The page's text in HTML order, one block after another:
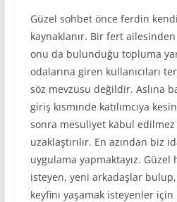
Güzel sohbet önce ferdin
kaynaklanır. Bir fert ailesinden
onu da bulunduğu topluma
odalarına giren kullanıcıları
söz mevzusu değildir. Aslına
giriş kısmınde katılımcıya
sonra mesuliyet kabul
uzaklaştırılır. En azından biz
uygulama yapmaktayız. Güzel
isteyen, yeni arkadaşlar
keyfinı yaşamak isteyenler